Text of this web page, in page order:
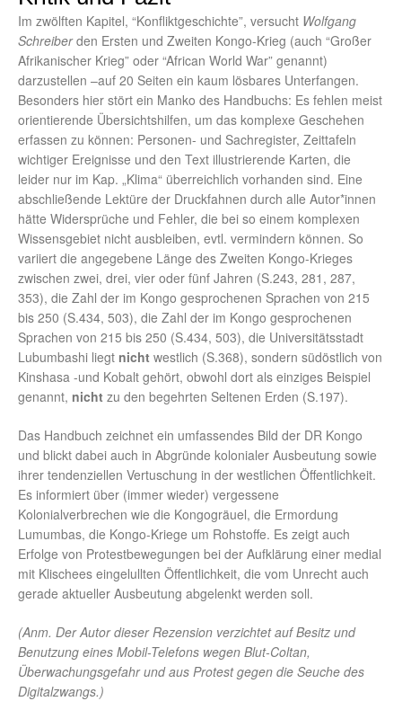
Im zwölften Kapitel, “Konfliktgeschichte”, versucht Wolfgang
Schreiberden Ersten und Zweiten Kongo-Krieg (auch “Großer
Afrikanischer Krieg” oder “African World War” genannt)
darzustellen –auf 20 Seiten ein kaum lösbares Unterfangen.
Besonders hier stört ein Manko des Handbuchs: Es fehlen meist
orientierende Übersichtshilfen, um das komplexe Geschehen
erfassen zu können: Personen- und Sachregister, Zeittafeln
wichtiger Ereignisse und den Text illustrierende Karten, die
leider nur im Kap. „Klima“ überreichlich vorhanden sind. Eine
abschließende Lektüre der Druckfahnen durch alle Autor*innen
hätte Widersprüche und Fehler, die bei so einem komplexen
Wissensgebiet nicht ausbleiben, evtl. vermindern können. So
variiert die angegebene Länge des Zweiten Kongo-Krieges
zwischen zwei, drei, vier oder fünf Jahren (S.243, 281, 287,
353), die Zahl der im Kongo gesprochenen Sprachen von 215
bis 250 (S.434, 503), die Zahl der im Kongo gesprochenen
Sprachen von 215 bis 250 (S.434, 503), die Universitätsstadt
Lubumbashi liegt nicht westlich (S.368), sondern südöstlich von
Kinshasa -und Kobalt gehört, obwohl dort als einziges Beispiel
genannt, nicht zu den begehrten Seltenen Erden (S.197).
Das Handbuch zeichnet ein umfassendes Bild der DR Kongo
und blickt dabei auch in Abgründe kolonialer Ausbeutung sowie
ihrer tendenziellen Vertuschung in der westlichen Öffentlichkeit.
Es informiert über (immer wieder) vergessene
Kolonialverbrechen wie die Kongogräuel, die Ermordung
Lumumbas, die Kongo-Kriege um Rohstoffe. Es zeigt auch
Erfolge von Protestbewegungen bei der Aufklärung einer medial
mit Klischees eingelullten Öffentlichkeit, die vom Unrecht auch
gerade aktueller Ausbeutung abgelenkt werden soll.
(Anm. Der Autor dieser Rezension verzichtet auf Besitz und
Benutzung eines Mobil-Telefons wegen Blut-Coltan,
Überwachungsgefahr und aus Protest gegen die Seuche des
Digitalzwangs.)